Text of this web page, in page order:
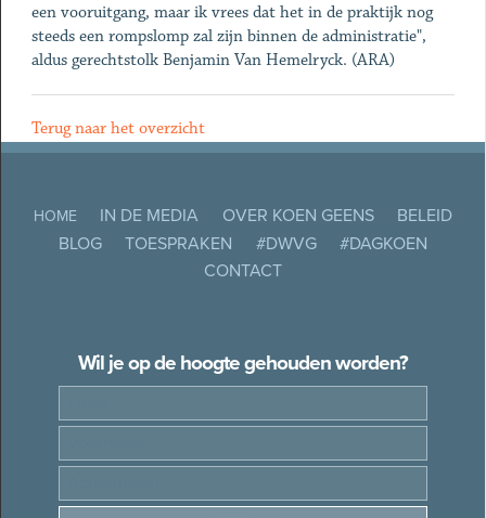
een vooruitgang, maar ik vrees dat het in de praktijk nog
steeds een rompslomp zal zijn binnen de administratie",
aldus gerechtstolk Benjamin Van Hemelryck. (ARA)
Terug naar het overzicht
HOME IN DE MEDIA OVER KOEN GEENS
BELEID
BLOG
TOESPRAKEN #DWVG
#DAGKOEN
CONTACT
Wil je op de hoogte gehouden worden?